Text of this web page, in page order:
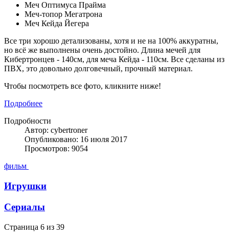
Меч Оптимуса Прайма
Меч-топор Мегатрона
Меч Кейда Йегера
Все три хорошо детализованы, хотя и не на 100% аккуратны,
но всё же выполнены очень достойно. Длина мечей для
Кибертронцев - 140см, для меча Кейда - 110см. Все сделаны из
ПВХ, это довольно долговечный, прочный материал.
Чтобы посмотреть все фото, кликните ниже!
Подробнее
Подробности
Автор: cybertroner
Опубликовано: 16 июля 2017
Просмотров: 9054
фильм
Игрушки
Сериалы
Страница 6 из 39